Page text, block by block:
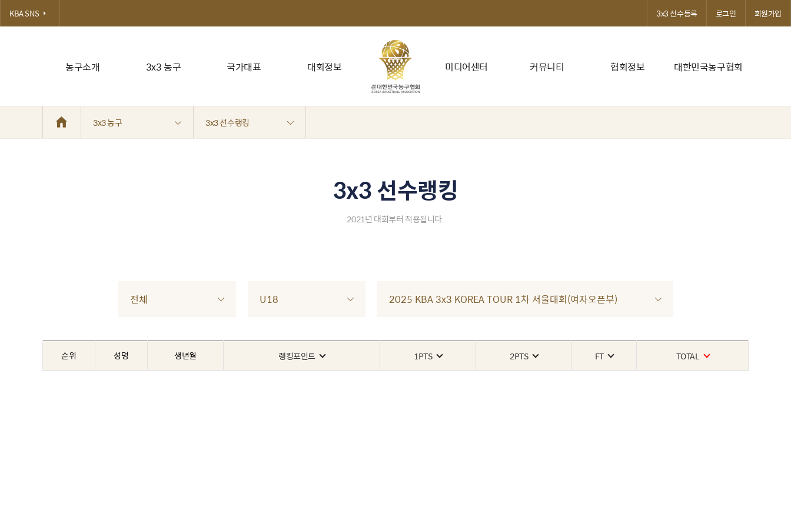
농구소개 3x3 농구 국가대표 대회정보 미디어센터 커뮤니티 협회정보 대한민국농구협회
KBA SNS 3x3 선수등록 로그인 회원가입
3x3 농구 3x3 선수랭킹
3x3 선수랭킹
2021년 대회부터 적용됩니다.
전체 U18 2025 KBA 3x3 KOREA TOUR 1차 서울대회(여자오픈부)
순위 성명 생년월 랭킹포인트 1PTS 2PTS FT TOTAL